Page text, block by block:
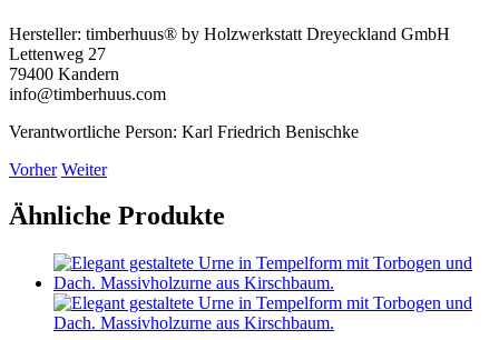
Hersteller: timberhuus® by Holzwerkstatt Dreyeckland GmbH
Lettenweg 27
79400 Kandern
info@timberhuus.com
Verantwortliche Person: Karl Friedrich Benischke
Vorher Weiter
Ähnliche Produkte